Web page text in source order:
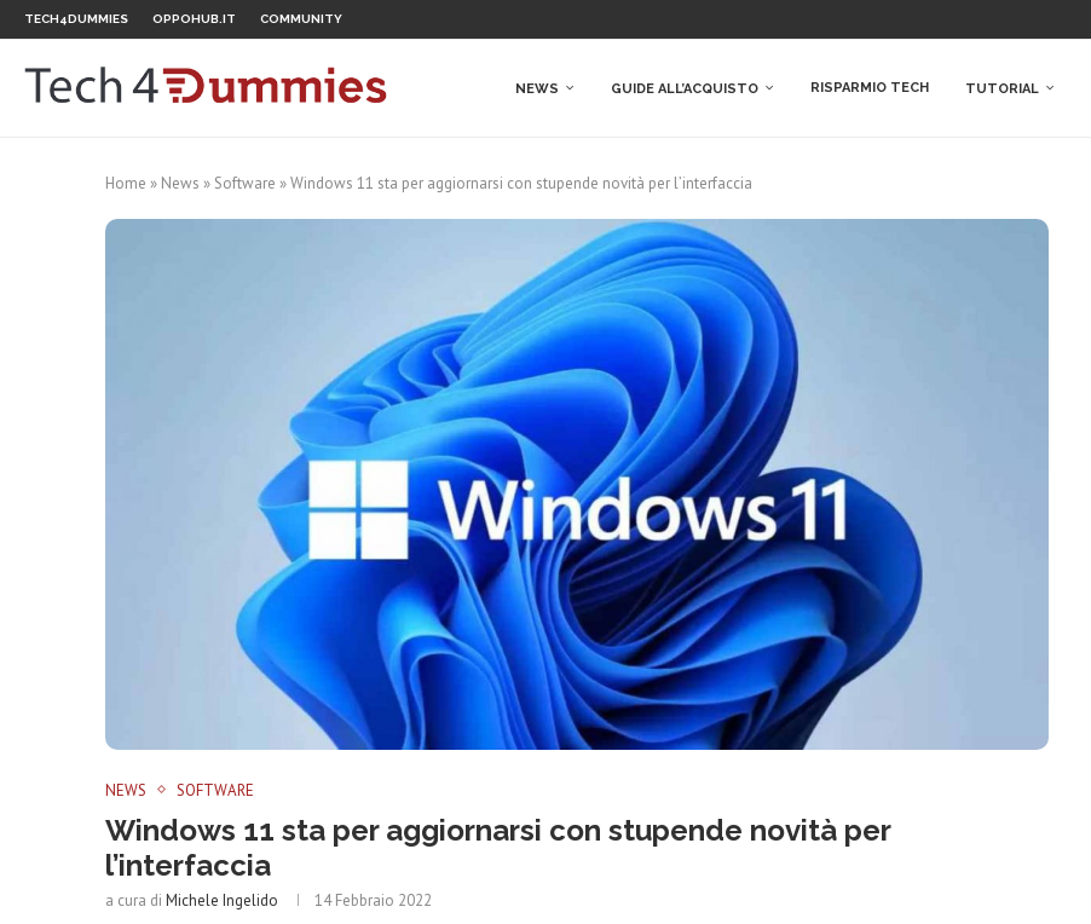
TECH4DUMMIES OPPOHUB.IT COMMUNITY
NEWS GUIDE ALL’ACQUISTO RISPARMIO TECH TUTORIAL
Home » News » Software »Windows 11 sta per aggiornarsi con stupende novità per l’interfaccia
NEWS SOFTWARE
Windows 11 sta per aggiornarsi con stupende novità per
l’interfaccia
a cura di Michele Ingelido 14 Febbraio 2022